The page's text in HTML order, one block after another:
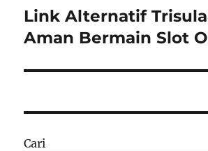
Next
post:
Link Alternatif
Aman Bermain Slot
Cari